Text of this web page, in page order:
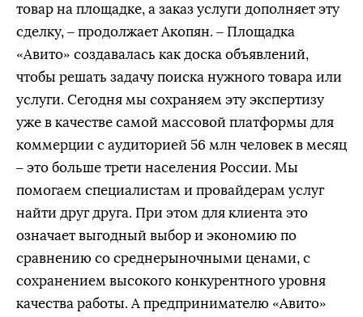
товар на площадке, а заказ услуги дополняет эту
сделку, – продолжает Акопян. – Площадка
«Авито» создавалась как доска объявлений,
чтобы решать задачу поиска нужного товара или
услуги. Сегодня мы сохраняем эту экспертизу
уже в качестве самой массовой платформы для
коммерции с аудиторией 56 млн человек в месяц
– это больше трети населения России. Мы
помогаем специалистам и провайдерам услуг
найти друг друга. При этом для клиента это
означает выгодный выбор и экономию по
сравнению со среднерыночными ценами, с
сохранением высокого конкурентного уровня
качества работы. А предпринимателю «Авито»